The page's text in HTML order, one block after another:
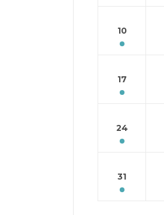
10
17
24
31